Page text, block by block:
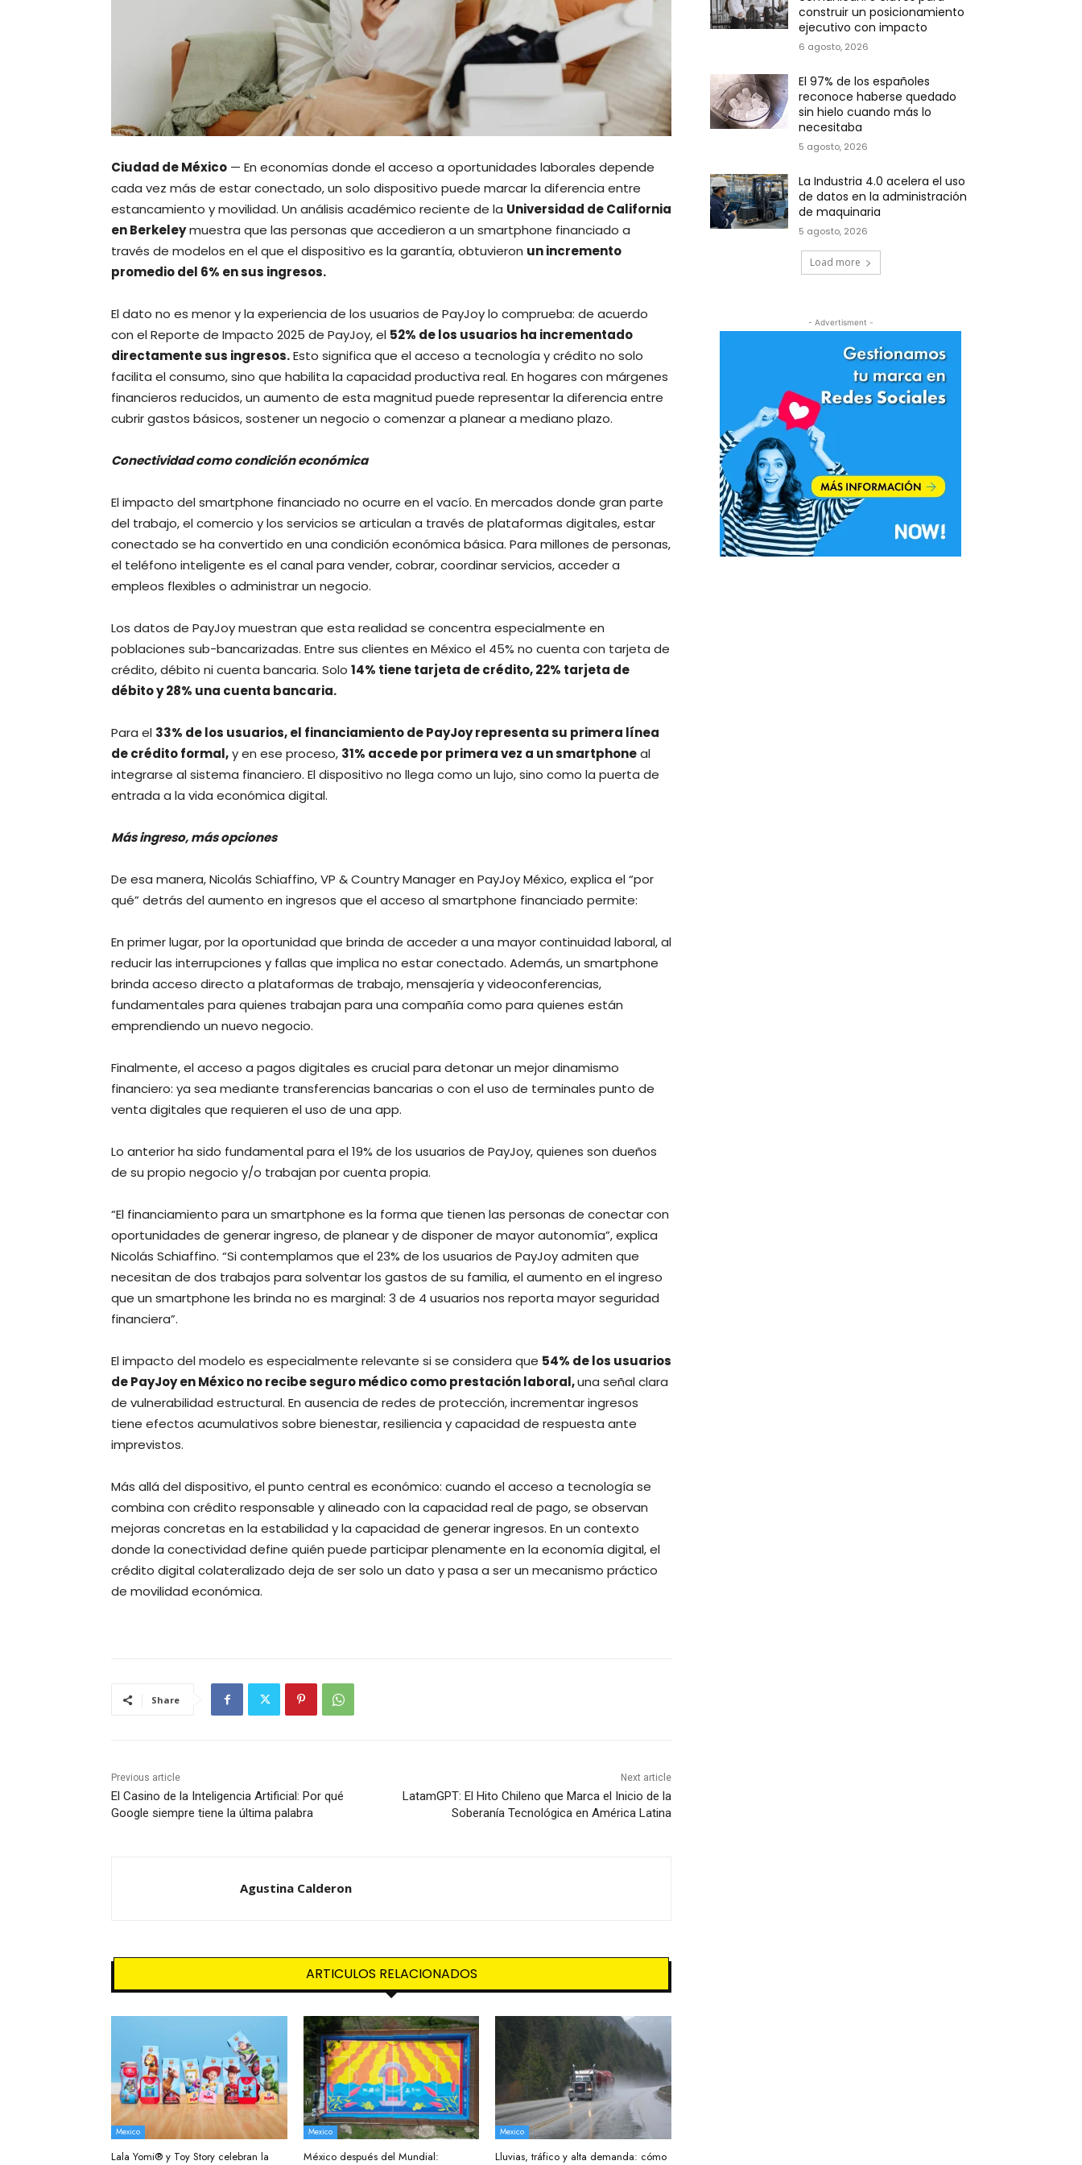
Ciudad de México — En economías donde el acceso a oportunidades laborales depende
cada vez más de estar conectado, un solo dispositivo puede marcar la diferencia entre
estancamiento y movilidad. Un análisis académico reciente de la Universidad de California
en Berkeleymuestra que las personas que accedieron a un smartphone financiado a
través de modelos en el que el dispositivo es la garantía, obtuvieron un incremento
promedio del 6% en sus ingresos.
El dato no es menor y la experiencia de los usuarios de PayJoy lo comprueba: de acuerdo
con el Reporte de Impacto 2025 de PayJoy, el 52% de los usuarios ha incrementado
directamente sus ingresos.Esto significa que el acceso a tecnología y crédito no solo
facilita el consumo, sino que habilita la capacidad productiva real. En hogares con márgenes
financieros reducidos, un aumento de esta magnitud puede representar la diferencia entre
cubrir gastos básicos, sostener un negocio o comenzar a planear a mediano plazo.
Conectividad como condición económica
El impacto del smartphone financiado no ocurre en el vacío. En mercados donde gran parte
del trabajo, el comercio y los servicios se articulan a través de plataformas digitales, estar
conectado se ha convertido en una condición económica básica. Para millones de personas,
el teléfono inteligente es el canal para vender, cobrar, coordinar servicios, acceder a
empleos flexibles o administrar un negocio.
Los datos de PayJoy muestran que esta realidad se concentra especialmente en
poblaciones sub-bancarizadas. Entre sus clientes en México el 45% no cuenta con tarjeta de
crédito, débito ni cuenta bancaria. Solo 14% tiene tarjeta de crédito, 22% tarjeta de
débito y 28% una cuenta bancaria.
Para el 33% de los usuarios, el financiamiento de PayJoy representa su primera línea
de crédito formal,y en ese proceso, 31% accede por primera vez a un smartphoneal
integrarse al sistema financiero. El dispositivo no llega como un lujo, sino como la puerta de
entrada a la vida económica digital.
Más ingreso, más opciones
De esa manera, Nicolás Schiaffino, VP & Country Manager en PayJoy México, explica el “por
qué” detrás del aumento en ingresos que el acceso al smartphone financiado permite:
En primer lugar, por la oportunidad que brinda de acceder a una mayor continuidad laboral, al
reducir las interrupciones y fallas que implica no estar conectado. Además, un smartphone
brinda acceso directo a plataformas de trabajo, mensajería y videoconferencias,
fundamentales para quienes trabajan para una compañía como para quienes están
emprendiendo un nuevo negocio.
Finalmente, el acceso a pagos digitales es crucial para detonar un mejor dinamismo
financiero: ya sea mediante transferencias bancarias o con el uso de terminales punto de
venta digitales que requieren el uso de una app.
Lo anterior ha sido fundamental para el 19% de los usuarios de PayJoy, quienes son dueños
de su propio negocio y/o trabajan por cuenta propia.
“El financiamiento para un smartphone es la forma que tienen las personas de conectar con
oportunidades de generar ingreso, de planear y de disponer de mayor autonomía”, explica
Nicolás Schiaffino. “Si contemplamos que el 23% de los usuarios de PayJoy admiten que
necesitan de dos trabajos para solventar los gastos de su familia, el aumento en el ingreso
que un smartphone les brinda no es marginal: 3 de 4 usuarios nos reporta mayor seguridad
financiera”.
El impacto del modelo es especialmente relevante si se considera que 54% de los usuarios
de PayJoy en México no recibe seguro médico como prestación laboral,una señal clara
de vulnerabilidad estructural. En ausencia de redes de protección, incrementar ingresos
tiene efectos acumulativos sobre bienestar, resiliencia y capacidad de respuesta ante
imprevistos.
Más allá del dispositivo, el punto central es económico: cuando el acceso a tecnología se
combina con crédito responsable y alineado con la capacidad real de pago, se observan
mejoras concretas en la estabilidad y la capacidad de generar ingresos. En un contexto
donde la conectividad define quién puede participar plenamente en la economía digital, el
crédito digital colateralizado deja de ser solo un dato y pasa a ser un mecanismo práctico
de movilidad económica.
Share
Previous article
El Casino de la Inteligencia Artificial: Por qué
Google siempre tiene la última palabra
Next article
LatamGPT: El Hito Chileno que Marca el Inicio de la
Soberanía Tecnológica en América Latina
Agustina Calderon
ARTICULOS RELACIONADOS
Mexico
Lala Yomi® y Toy Story celebran la
Mexico
México después del Mundial:
Mexico
Lluvias, tráfico y alta demanda: cómo
construir un posicionamiento
ejecutivo con impacto
6 agosto, 2026
El 97% de los españoles
reconoce haberse quedado
sin hielo cuando más lo
necesitaba
5 agosto, 2026
La Industria 4.0 acelera el uso
de datos en la administración
de maquinaria
5 agosto, 2026
Load more
- Advertisment -